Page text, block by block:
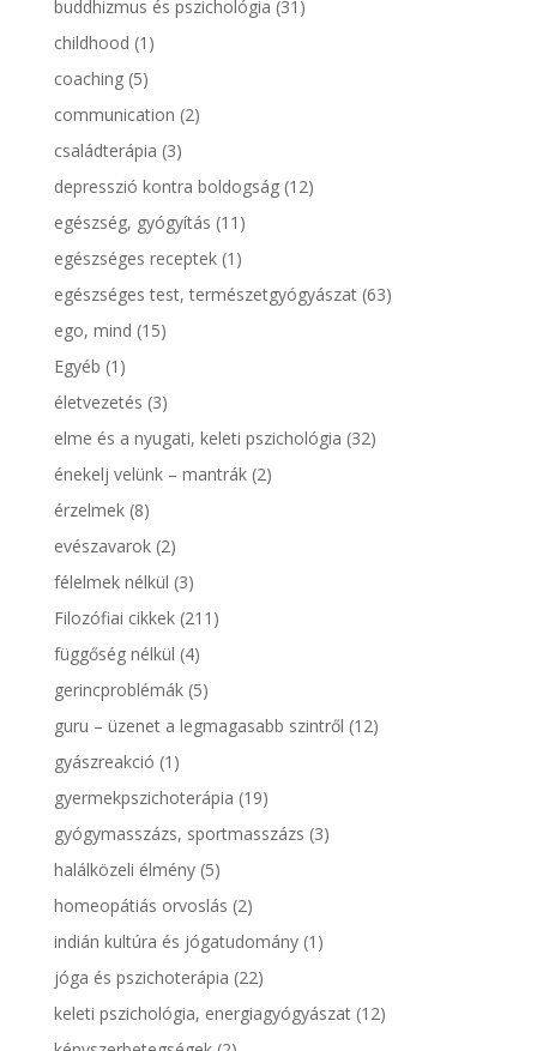
buddhizmus és pszichológia (31)
childhood (1)
coaching(5)
communication (2)
családterápia (3)
depresszió kontra boldogság(12)
egészség, gyógyítás (11)
egészséges receptek(1)
egészséges test, természetgyógyászat(63)
ego, mind (15)
Egyéb (1)
életvezetés (3)
elme és a nyugati, keleti pszichológia (32)
énekelj velünk – mantrák(2)
érzelmek(8)
evészavarok(2)
félelmek nélkül (3)
Filozófiai cikkek(211)
függőség nélkül (4)
gerincproblémák(5)
guru – üzenet a legmagasabb szintről (12)
gyászreakció (1)
gyermekpszichoterápia (19)
gyógymasszázs, sportmasszázs (3)
halálközeli élmény(5)
homeopátiás orvoslás (2)
indián kultúra és jógatudomány(1)
jóga és pszichoterápia (22)
keleti pszichológia, energiagyógyászat(12)